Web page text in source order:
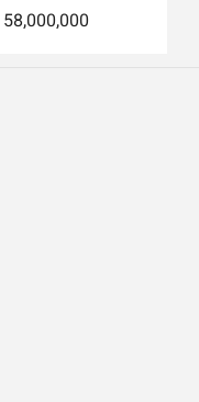
58,000,000